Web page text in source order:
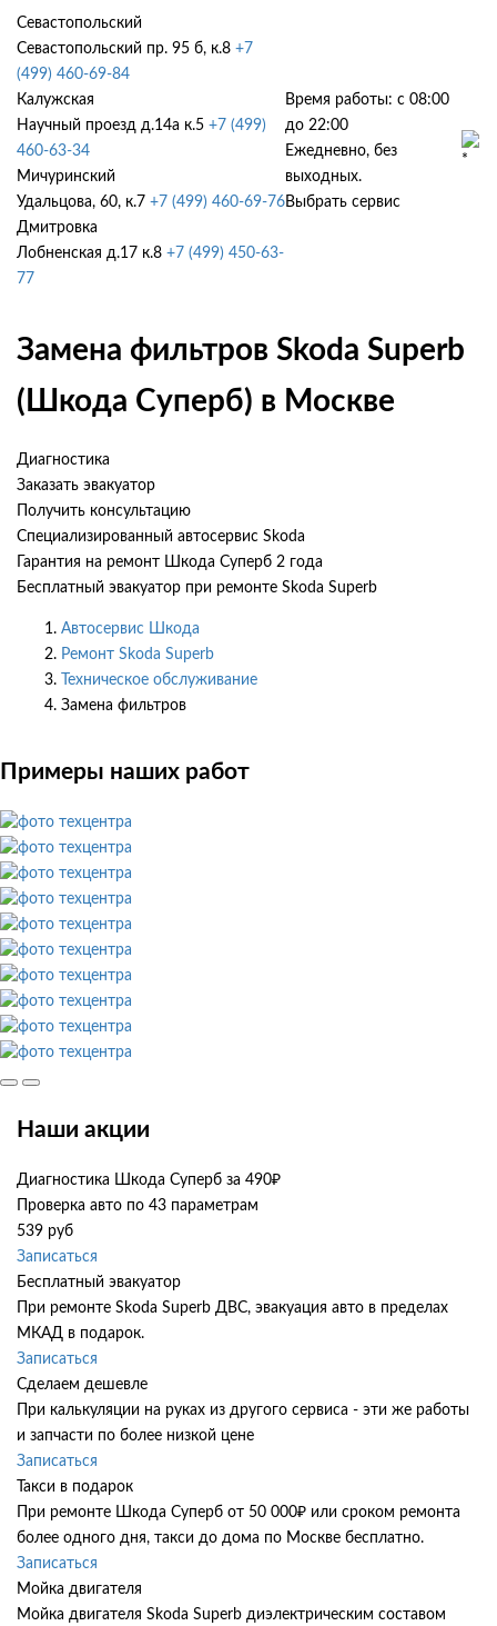
Севастопольский
Севастопольский пр. 95 б, к.8 +7
(499) 460-69-84
Калужская
Научный проезд д.14а к.5 +7 (499)
460-63-34
Мичуринский
Удальцова, 60, к.7 +7 (499) 460-69-76
Дмитровка
Лобненская д.17 к.8 +7 (499) 450-63-
77
Время работы: с 08:00
до 22:00
Ежедневно, без
выходных.
Выбрать сервис
Замена фильтров Skoda Superb
(Шкода Суперб) в Москве
Диагностика
Заказать эвакуатор
Получить консультацию
Специализированный автосервис Skoda
Гарантия на ремонт Шкода Суперб 2 года
Бесплатный эвакуатор при ремонте Skoda Superb
Автосервис Шкода
Ремонт Skoda Superb
Техническое обслуживание
Замена фильтров
Примеры наших работ
Наши акции
Диагностика Шкода Суперб за 490₽
Проверка авто по 43 параметрам
539 руб
Записаться
Бесплатный эвакуатор
При ремонте Skoda Superb ДВС, эвакуация авто в пределах
МКАД в подарок.
Записаться
Сделаем дешевле
При калькуляции на руках из другого сервиса - эти же работы
и запчасти по более низкой цене
Записаться
Такси в подарок
При ремонте Шкода Суперб от 50 000₽ или сроком ремонта
более одного дня, такси до дома по Москве бесплатно.
Записаться
Мойка двигателя
Мойка двигателя Skoda Superb диэлектрическим составом